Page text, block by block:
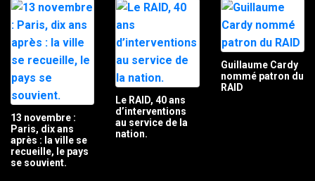
13 novembre :
Paris, dix ans
après : la ville se
recueille, le pays
se souvient.
Le RAID, 40 ans
d’interventions
au service de la
nation.
Guillaume Cardy
nommé patron du
RAID